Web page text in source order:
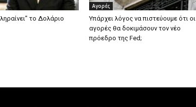
το Δολάριο
Αγορές
Υπάρχει λόγος να πιστεύουμε ότι οι
αγορές θα δοκιμάσουν τον νέο
πρόεδρο της Fed;